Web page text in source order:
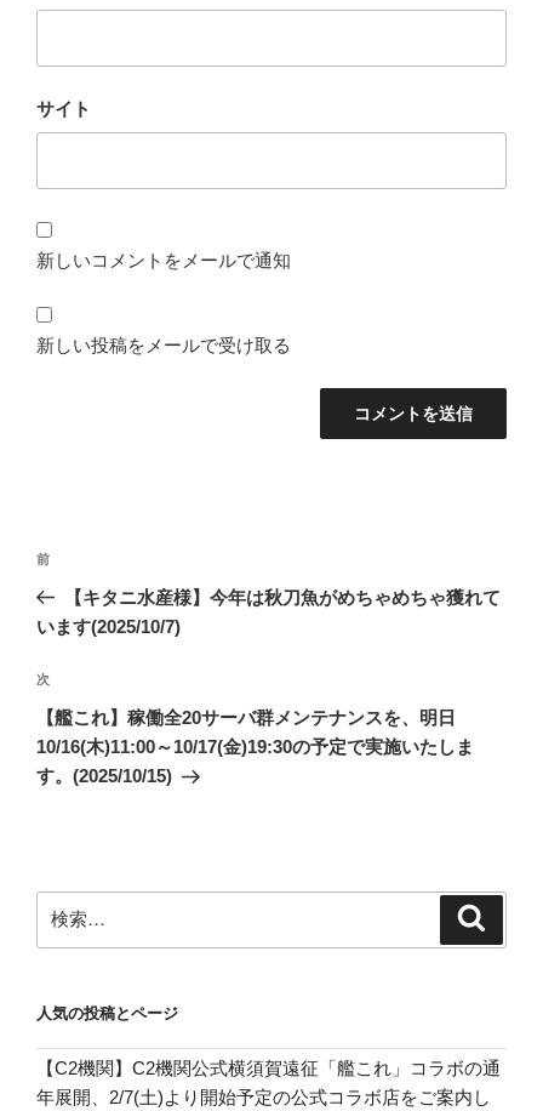
サイト
新しいコメントをメールで通知
新しい投稿をメールで受け取る
投
ゲ
ー
シ
ョ
前
の
投
前
【キタニ水産様】今年は秋刀魚がめちゃめちゃ獲れて
います(2025/10/7)
次
の
投
稿
次
【艦これ】稼働全20サーバ群メンテナンスを、明日
10/16(木)11:00～10/17(金)19:30の予定で実施いたしま
す。(2025/10/15)
索:
人気の投稿とページ
【C2機関】C2機関公式横須賀遠征「艦これ」コラボの通
年展開、2/7(土)より開始予定の公式コラボ店をご案内し